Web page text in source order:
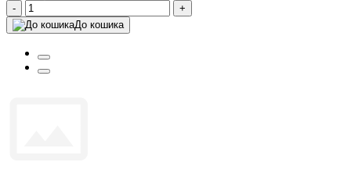
-
+
До кошика